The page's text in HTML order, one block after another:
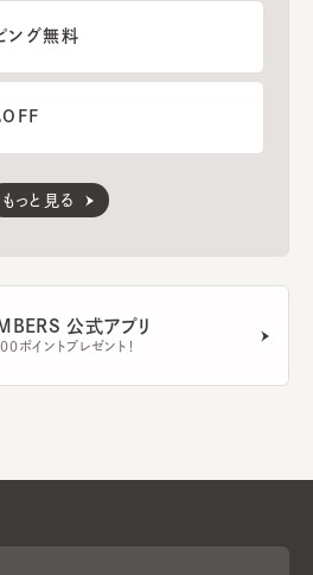
ング無料
OFF
もっと見る
公式アプリ
ポイントプレゼント！